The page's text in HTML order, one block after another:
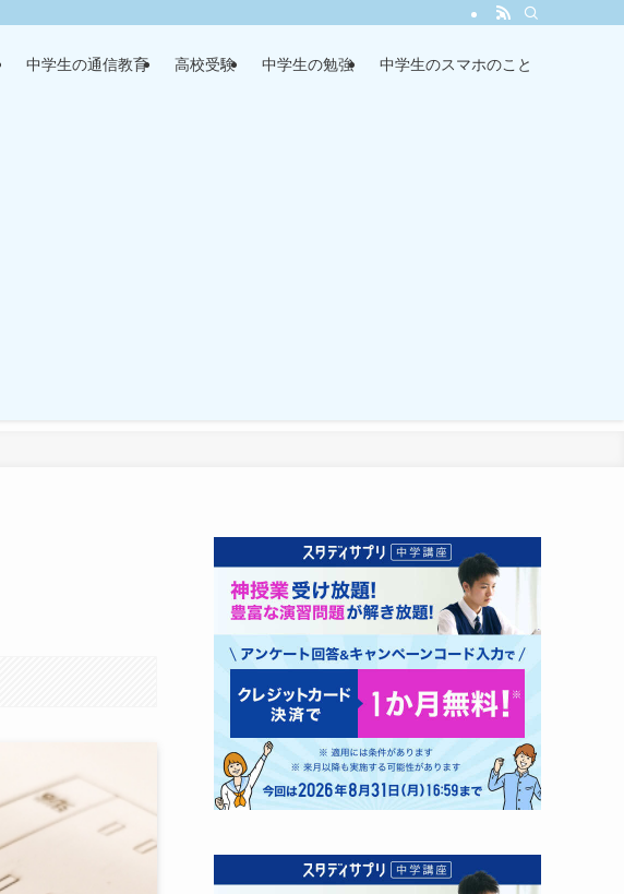
中学生の通信教育 高校受験 中学生の勉強 中学生のスマホのこと